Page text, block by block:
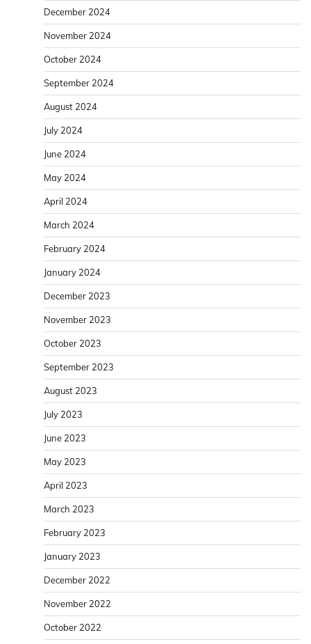
December 2024
November 2024
October 2024
September 2024
August 2024
July 2024
June 2024
May 2024
April 2024
March 2024
February 2024
January 2024
December 2023
November 2023
October 2023
September 2023
August 2023
July 2023
June 2023
May 2023
April 2023
March 2023
February 2023
January 2023
December 2022
November 2022
October 2022